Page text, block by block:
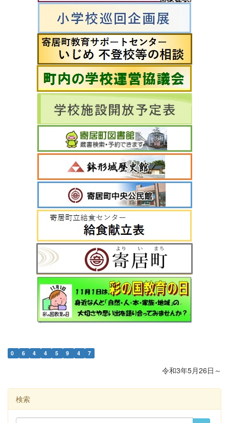
0 6 4 4 5 9 4 7
令和3年5月26日～
検索